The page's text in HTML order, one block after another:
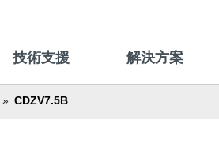
技術支援 解決方案
CDZV7.5B